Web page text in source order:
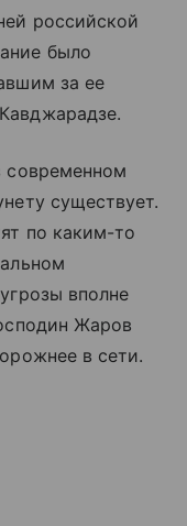
российской
было
за ее
современном
существует.
по каким-то
вполне
Жаров
в сети.